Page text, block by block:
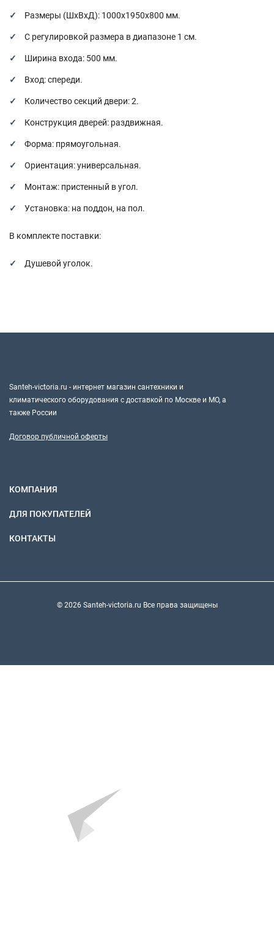
Размеры (ШхВхД): 1000x1950х800 мм.
С регулировкой размера в диапазоне 1 см.
Ширина входа: 500 мм.
Вход: спереди.
Количество секций двери: 2.
Конструкция дверей: раздвижная.
Форма: прямоугольная.
Ориентация: универсальная.
Монтаж: пристенный в угол.
Установка: на поддон, на пол.
В комплекте поставки:
Душевой уголок.
Santeh-victoria.ru - интернет магазин сантехники и
климатического оборудования с доставкой по Москве и МО, а
также России
Договор публичной оферты
КОМПАНИЯ
ДЛЯ ПОКУПАТЕЛЕЙ
КОНТАКТЫ
© 2026 Santeh-victoria.ru Все права защищены